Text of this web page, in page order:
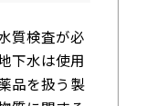
質検査が必
下水は使用
品を扱う製